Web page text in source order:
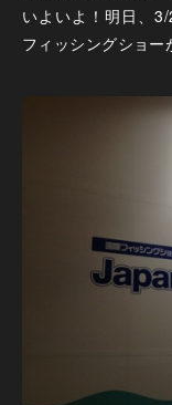
いよいよ！明日、
フィッシングショー